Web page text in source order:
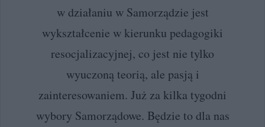
w działaniu w Samorządzie jest
wykształcenie w kierunku pedagogiki
resocjalizacyjnej, co jest nie tylko
wyuczoną teorią, ale pasją i
zainteresowaniem. Już za kilka tygodni
wybory Samorządowe. Będzie to dla nas